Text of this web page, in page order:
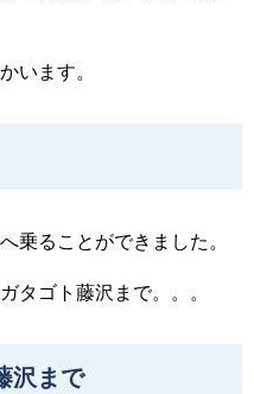
います。
乗ることができました。
タゴト藤沢まで。。。
沢まで